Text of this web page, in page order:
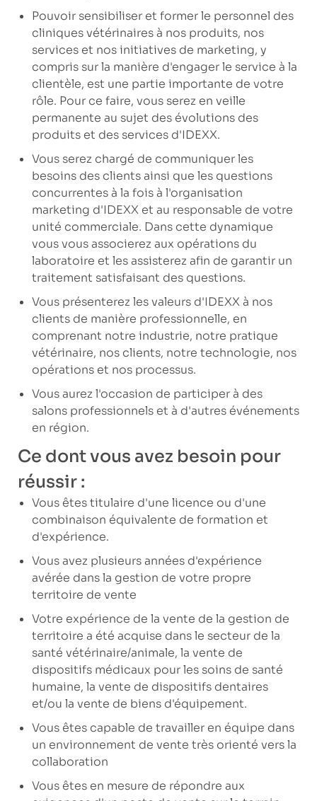
Pouvoir sensibiliser et former le personnel des
cliniques vétérinaires à nos produits, nos
services et nos initiatives de marketing, y
compris sur la manière d'engager le service à la
clientèle, est une partie importante de votre
rôle. Pour ce faire, vous serez en veille
permanente au sujet des évolutions des
produits et des services d'IDEXX.
Vous serez chargé de communiquer les
besoins des clients ainsi que les questions
concurrentes à la fois à l'organisation
marketing d'IDEXX et au responsable de votre
unité commerciale. Dans cette dynamique
vous vous associerez aux opérations du
laboratoire et les assisterez afin de garantir un
traitement satisfaisant des questions.
Vous présenterez les valeurs d'IDEXX à nos
clients de manière professionnelle, en
comprenant notre industrie, notre pratique
vétérinaire, nos clients, notre technologie, nos
opérations et nos processus.
Vous aurez l'occasion de participer à des
salons professionnels et à d'autres événements
en région.
Ce dont vous avez besoin pour
réussir :
Vous êtes titulaire d'une licence ou d'une
combinaison équivalente de formation et
d'expérience.
Vous avez plusieurs années d'expérience
avérée dans la gestion de votre propre
territoire de vente
Votre expérience de la vente de la gestion de
territoire a été acquise dans le secteur de la
santé vétérinaire/animale, la vente de
dispositifs médicaux pour les soins de santé
humaine, la vente de dispositifs dentaires
et/ou la vente de biens d'équipement.
Vous êtes capable de travailler en équipe dans
un environnement de vente très orienté vers la
collaboration
Vous êtes en mesure de répondre aux